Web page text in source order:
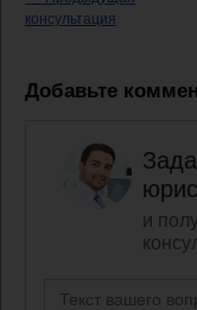
консультация
Добавьте
и